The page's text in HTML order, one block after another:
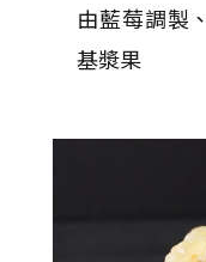
由藍莓調製
基漿果